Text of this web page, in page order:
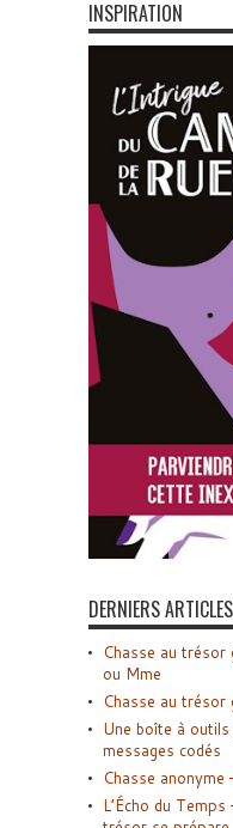
INSPIRATION
DERNIERS ARTICLES
Chasse au trésor
ou Mme
Chasse au trésor
Une boîte à
messages codés
Chasse
L’Écho du